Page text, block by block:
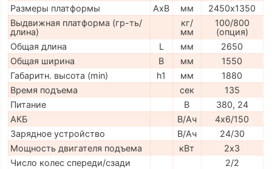
Размеры платформы
AxB мм
2450х1350
Выдвижная платформа (гр-ть/
длина)
кг/
мм
100/800
(опция)
Общая длина
L мм
2650
Общая ширина
B мм
1550
Габаритн. высота (min)
h1 мм
1880
Время подъема
сек
135
Питание
В
380, 24
АКБ
В/Ач
4х6/150
Зарядное устройство
В/Ач
24/30
Мощность двигателя подъема
кВт
2х3
Число колес спереди/сзади
2/2